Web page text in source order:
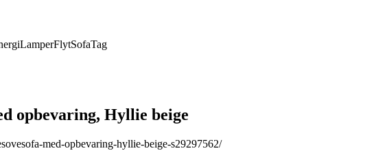
LamperFlytSofaTag
opbevaring, Hyllie beige
med-opbevaring-hyllie-beige-s29297562/